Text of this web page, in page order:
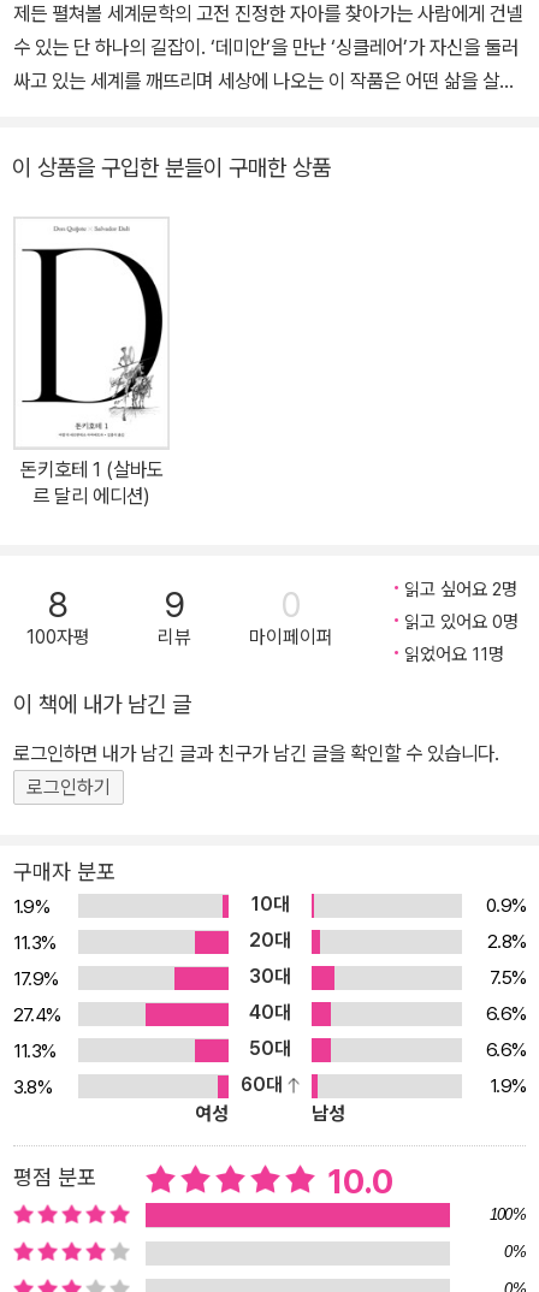
제든 펼쳐볼 세계문학의 고전 진정한 자아를 찾아가는 사람에게 건넬
수 있는 단 하나의 길잡이. ‘데미안’을 만난 ‘싱클레어’가 자신을 둘러
싸고 있는 세계를 깨뜨리며 세상에 나오는 이 작품은 어떤 삶을 살든
가 부수고 싶었던 세계를 가늠하게 한다. 아내의 정신병원 입원, 아들
의 중병, 아버지의 사망 등 헤세가 개인적, 사회적으로 큰 위기를 겪고
난 후 발표된 《데미안》은 그의 문학이 내면으로 침잠하는 전환점이
된다. 제1차 세계대전을 겪으며 혼란과 우울감에 빠진 독일 국민에게
널리 읽혔고, 1960년대 베트남 전쟁 발발 이후에는 히피 문화의 성
서처럼 여겨졌으며, 오늘날에는 세계적인 아이돌 그룹 BTS의 앨범
모티프가 되어 다시 주목받는 등 어느 시대든 방향을 잃은 순간이면
언제나 펼쳐볼 수 있는 세계문학의 고전으로 자리 잡았다. 격동의 순
간마다 소환되는 ‘데미안’ “싱클레어의 시간”을 통과하는 오늘날의
독자에게 라틴어 학교에 다니는 열한 살 소년 싱클레어는 자신의 집
렸을 때 자신이 하지도 않은 도둑질을 했다고 거짓말해버리는데, 이
를 빌미로 자신을 협박하는 크로머에게 돈을 빼앗기고 심부름을 하는
노예 상태로 전락한다. 싱클레어를 구해준 사람은 신비로운 분위기를
그간 싱클레어가 의심 없이 받아들였던 이분법적인 사고에서 벗어나
자신만의 해석을 할 수 있게 도와준다. 대학에 입학한 싱클레어는 술
집에서 소란을 피우는 등 개선의 여지가 없는 망나니로 찍히지만, 공
생활을 정리한다. 재대로 얼굴 본 적도 없는 그녀의 초상화를 그리던
중 비에 젖어 번진 그림을 보자 사실 지금까지 자신이 그린 대상이 데
미안이었음을 깨닫는다. 이를 계기로 운명이 자신을 끌어당기고 있음
을 느낀 싱클레어는 결국 데미안을 만나게 되고, 집에도 초대받아 ‘에
바 부인’까지 소개받는다. 하지만 얼마 안 가 전쟁이 터지고 큰 부상을
당한 싱클레어에게 데미안이 나타나 앞으로 내면의 목소리에 귀를 기
울이라는 말을 남기고 떠난다. 해야 할 일은 그냥 아무렇게나 골라잡
은 운명이 아니라 자기 자신의 고유한 운명을 발견하는 것이다. 그리
고 그 운명을 자신의 내면에서 온전하게, 굴하지 않고 제대로 살아내
싱클레어는 어둠에 붙잡힌다. 하지만 “탕자가 회개하고 되돌아오는
것이 거의 아쉽게” 느낄 만큼 싱클레어는 사실 어두운 세계에 호기심
을 품고 있었다. 이제 우리는 인간이 선함을 추구하는 만큼 악에도 끌
이 상품을 구입한 분들이 구매한 상품
돈키호테 1 (살바도
르 달리 에디션)
8
100자평
9
리뷰
0
마이페이퍼
읽고 싶어요 2명
읽고 있어요 0명
읽었어요 11명
이 책에 내가 남긴 글
로그인하면 내가 남긴 글과 친구가 남긴 글을 확인할 수 있습니다.
로그인하기
구매자 분포
1.9% 10대
0.9%
11.3%
20대
2.8%
17.9%
30대
7.5%
27.4%
40대
6.6%
11.3%
50대
6.6%
3.8%
60대
1.9%
여성
남성
평점 분포 10.0
100%
0%